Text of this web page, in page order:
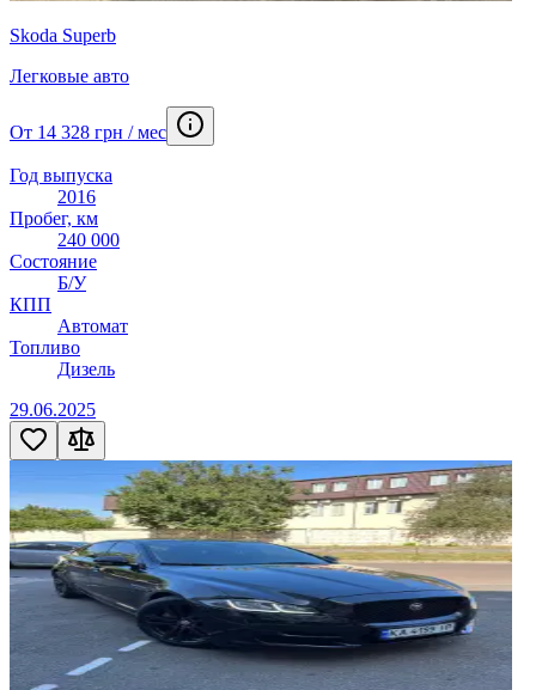
Skoda Superb
Легковые авто
От 14 328 грн / мес
Год выпуска
2016
Пробег, км
240 000
Состояние
Б/У
КПП
Автомат
Топливо
Дизель
29.06.2025